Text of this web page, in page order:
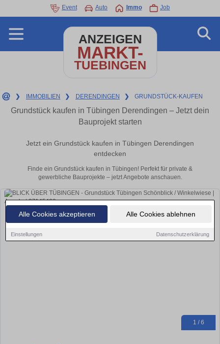
Alle Cookies akzeptieren Alle Cookies ablehnen
Einstellungen Datenschutzerklärung
Event Auto Immo Job
ANZEIGEN
MARKT-
TUEBINGEN
❯ IMMOBILIEN ❯ DERENDINGEN ❯ GRUNDSTÜCK-KAUFEN
Grundstück kaufen in Tübingen Derendingen – Jetzt dein
Bauprojekt starten
Jetzt ein Grundstück kaufen in Tübingen Derendingen
entdecken
Finde ein Grundstück kaufen in Tübingen! Perfekt für private &
gewerbliche Bauprojekte – jetzt Angebote anschauen.
1 / 6